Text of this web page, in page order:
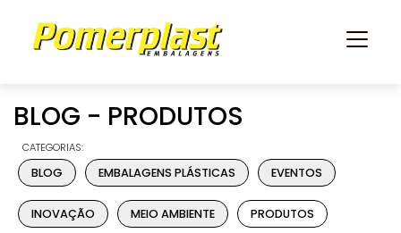
BLOG - PRODUTOS
CATEGORIAS:
BLOG EMBALAGENS PLÁSTICAS EVENTOS
INOVAÇÃO MEIO AMBIENTE PRODUTOS